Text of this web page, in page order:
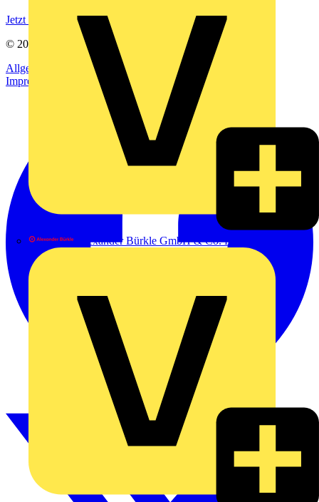
Alexander Bürkle GmbH & Co. KG
Jetzt registrieren
© 2002-
Voltimum
Allgemeine Geschäftsbedingungen
Datenschutzerklärung
Impressum